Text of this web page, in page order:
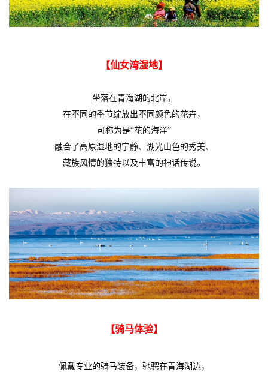
【仙女湾湿地】
坐落在青海湖的北岸，
在不同的季节绽放出不同颜色的花卉，
可称为是“花的海洋”
融合了高原湿地的宁静、湖光山色的秀美、
藏族风情的独特以及丰富的神话传说。
【骑马体验】
佩戴专业的骑马装备，驰骋在青海湖边 ，